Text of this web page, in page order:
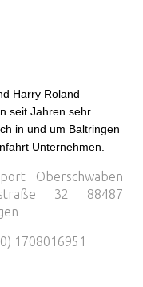
Harry Roland
seit Jahren sehr
in und um Baltringen
Unternehmen.
Oberschwaben
32 88487
1708016951